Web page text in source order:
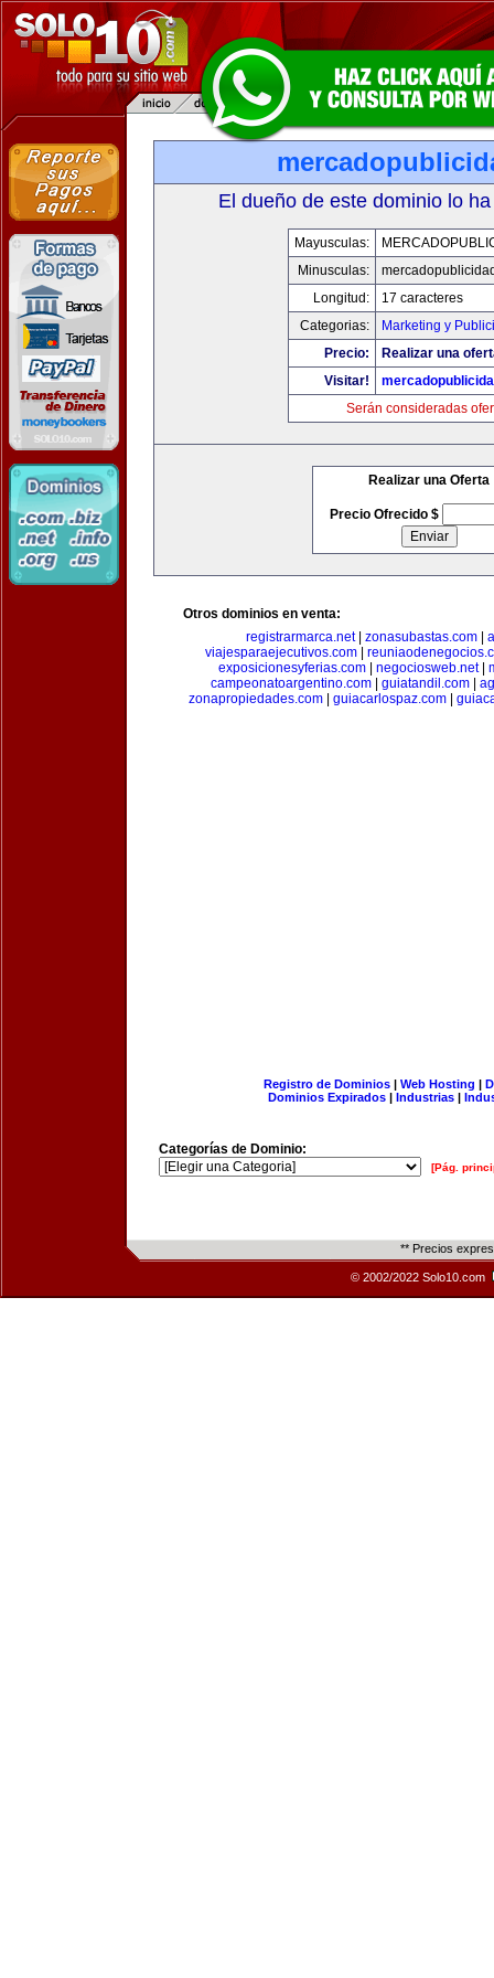
El dueño de este dominio lo
Mayusculas:
Minusculas:
Longitud:
17 caracteres
Categorias:
Marketing y
Precio:
Realizar una
Visitar!
Serán consideradas
Realizar una Oferta
Precio Ofrecido $
Otros dominios en venta:
registrarmarca.net| zonasubastas.com|
viajesparaejecutivos.com|
exposicionesyferias.com
negociosweb.net|
campeonatoargentino.com| guiatandil.com|
zonapropiedades.com
guiacarlospaz.com
Registro de Dominios| Web Hosting |
Dominios Expirados | Industrias |
Categorías de Dominio:
[Pág.
** Precios
© 2002/2022 Solo10.com